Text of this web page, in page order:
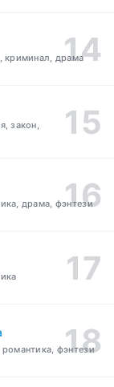
криминал, драма
закон,
драма, фэнтези
фэнтези